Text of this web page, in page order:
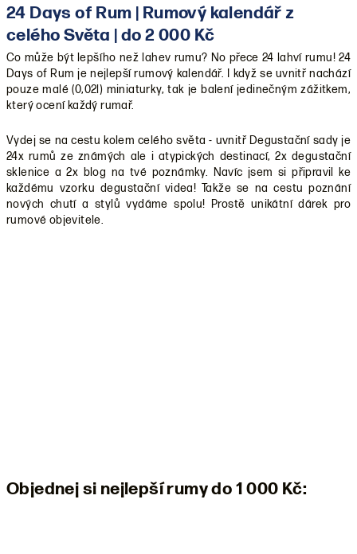
24 Days of Rum | Rumový kalendář z
celého Světa | do 2 000 Kč
Co může být lepšího než lahev rumu? No přece 24 lahví rumu! 24
Days of Rum je nejlepší rumový kalendář. I když se uvnitř nachází
pouze malé (0,02l) miniaturky, tak je balení jedinečným zážitkem,
který ocení každý rumař.
Vydej se na cestu kolem celého světa - uvnitř Degustační sady je
24x rumů ze známých ale i atypických destinací, 2x degustační
sklenice a 2x blog na tvé poznámky. Navíc jsem si připravil ke
každému vzorku degustační videa! Takže se na cestu poznání
nových chutí a stylů vydáme spolu! Prostě unikátní dárek pro
rumové objevitele.
Objednej si nejlepší rumy do 1 000 Kč: